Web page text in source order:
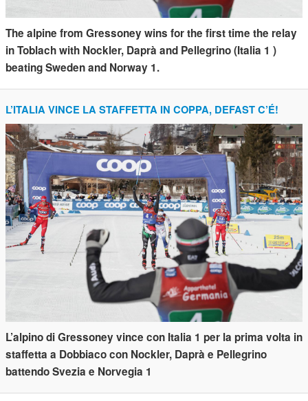
The alpine from Gressoney wins for the first time the relay
in Toblach with Nockler, Daprà and Pellegrino (Italia 1 )
beating Sweden and Norway 1.
L’ITALIA VINCE LA STAFFETTA IN COPPA, DEFAST C’É!
L’alpino di Gressoney vince con Italia 1 per la prima volta in
staffetta a Dobbiaco con Nockler, Daprà e Pellegrino
battendo Svezia e Norvegia 1